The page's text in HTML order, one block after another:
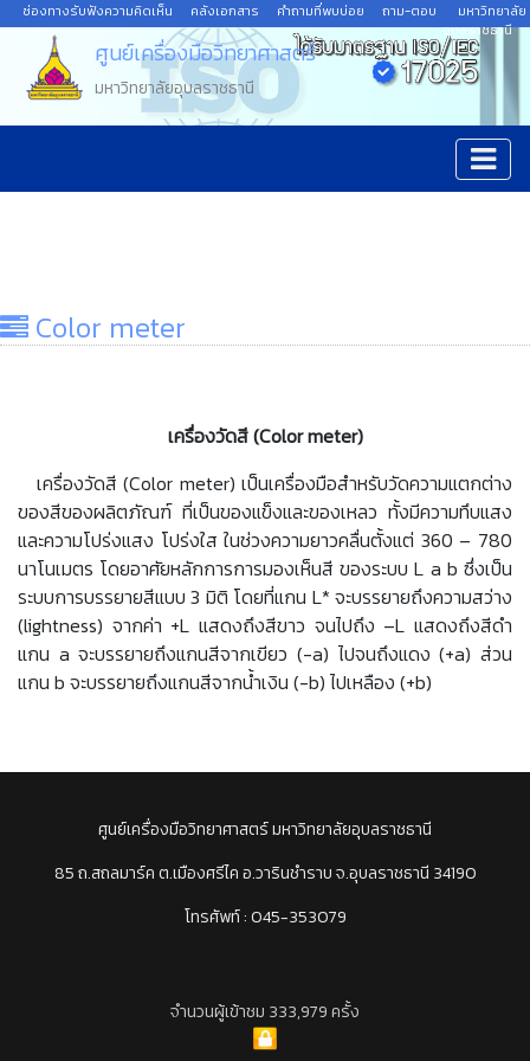
ช่องทางรับฟังความคิดเห็น คลังเอกสาร คำถามที่พบบ่อย ถาม-ตอบ
มหาวิทยาลัย
อุบลราชธานี
ศูนย์เครื่องมือวิทยาศาสตร์
มหาวิทยาลัยอุบลราชธานี
Color meter
เครื่องวัดสี (Color meter)
เครื่องวัดสี (Color meter) เป็นเครื่องมือสำหรับวัดความแตกต่าง
ของสีของผลิตภัณฑ์ ที่เป็นของแข็งและของเหลว ทั้งมีความทึบแสง
และความโปร่งแสง โปร่งใส ในช่วงความยาวคลื่นตั้งแต่ 360 – 780
นาโนเมตร โดยอาศัยหลักการการมองเห็นสี ของระบบ L a b ซึ่งเป็น
ระบบการบรรยายสีแบบ 3 มิติ โดยที่แกน L* จะบรรยายถึงความสว่าง
(lightness) จากค่า +L แสดงถึงสีขาว จนไปถึง –L แสดงถึงสีดำ
แกน a จะบรรยายถึงแกนสีจากเขียว (-a) ไปจนถึงแดง (+a) ส่วน
แกน b จะบรรยายถึงแกนสีจากน้ำเงิน (-b) ไปเหลือง (+b)
ศูนย์เครื่องมือวิทยาศาสตร์ มหาวิทยาลัยอุบลราชธานี
85 ถ.สถลมาร์ค ต.เมืองศรีไค อ.วารินชำราบ จ.อุบลราชธานี 34190
โทรศัพท์ : 045-353079
จำนวนผู้เข้าชม 333,979 ครั้ง